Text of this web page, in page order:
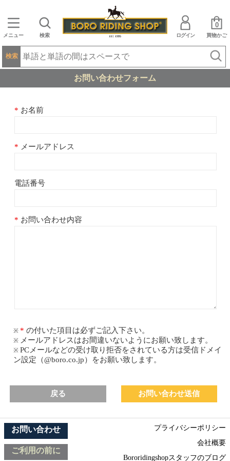
メニュー 検索 ログイン 買物かご
0
検索
お問い合わせフォーム
お名前
メールアドレス
電話番号
お問い合わせ内容
の付いた項目は必ずご記入下さい。
メールアドレスはお間違いないようにお願い致します。
PCメールなどの受け取り拒否をされている方は受信ドメイ
ン設定（@boro.co.jp）をお願い致します。
戻る
お問い合わせ
ご利用の前に
プライバシーポリシー
会社概要
Bororidingshopスタッフのブログ